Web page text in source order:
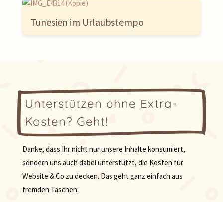
Tunesien im Urlaubstempo
Unterstützen ohne Extra-
Kosten? Geht!
Danke, dass Ihr nicht nur unsere Inhalte konsumiert,
sondern uns auch dabei unterstützt, die Kosten für
Website & Co zu decken. Das geht ganz einfach aus
fremden Taschen: